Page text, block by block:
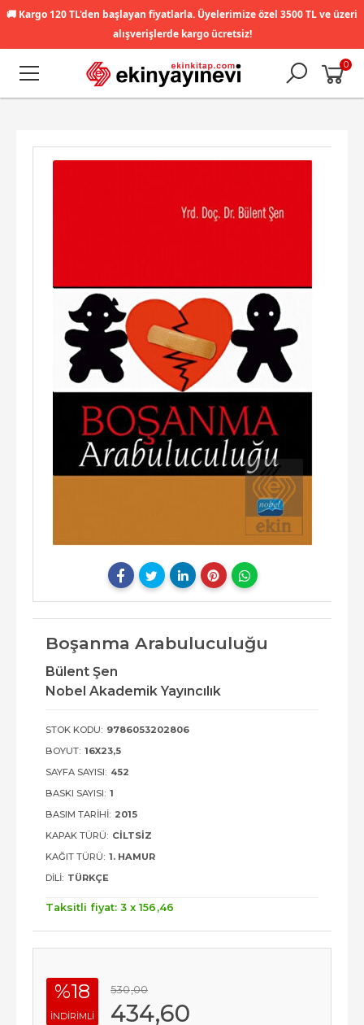
🚚 Kargo 120 TL'den başlayan fiyatlarla. Üyelerimize özel 3500 TL ve üzeri
alışverişlerde kargo ücretsiz!
0
Boşanma Arabuluculuğu
Bülent Şen
Nobel Akademik Yayıncılık
STOK KODU: 9786053202806
BOYUT: 16X23,5
SAYFA SAYISI: 452
BASKI SAYISI: 1
BASIM TARIHI: 2015
KAPAK TÜRÜ: CILTSIZ
KAĞIT TÜRÜ: 1. HAMUR
DILI: TÜRKÇE
Taksitli fiyat: 3 x 156 ,46
%18
INDIRIMLI
530,00
434,60